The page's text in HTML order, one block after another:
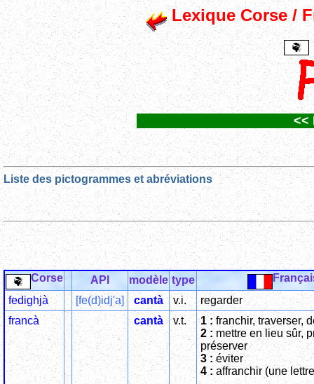
Lexique Corse /
<<
Liste des pictogrammes et abréviations
Corse API modèle type
fedighjà
[fe(d)idj'a] cantà v.i.
regarder
francà
cantà v.t. 1 :franchir, traverser,
2 :mettre en lieu sûr,
préserver
3 :éviter
4 : affranchir (une